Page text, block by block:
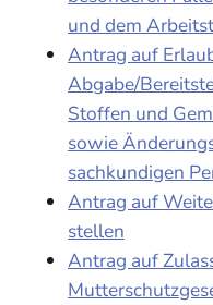
und dem
Antrag auf
Abgabe/
Stoffen und
sowie
sachkundigen
Antrag auf
stellen
Antrag auf